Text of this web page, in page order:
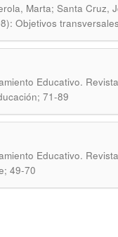
Marta; Santa Cruz,
Objetivos
Educativo.
71-89
Educativo.
49-70